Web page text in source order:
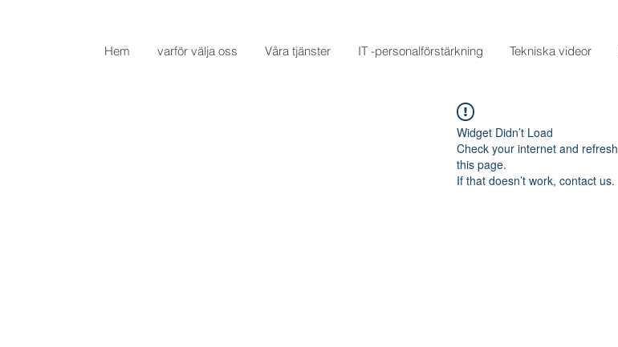
Hem varför välja oss Våra tjänster IT -personalförstärkning Tekniska videor
Widget Didn’t Load
Check your internet and refresh
this page.
If that doesn’t work, contact us.